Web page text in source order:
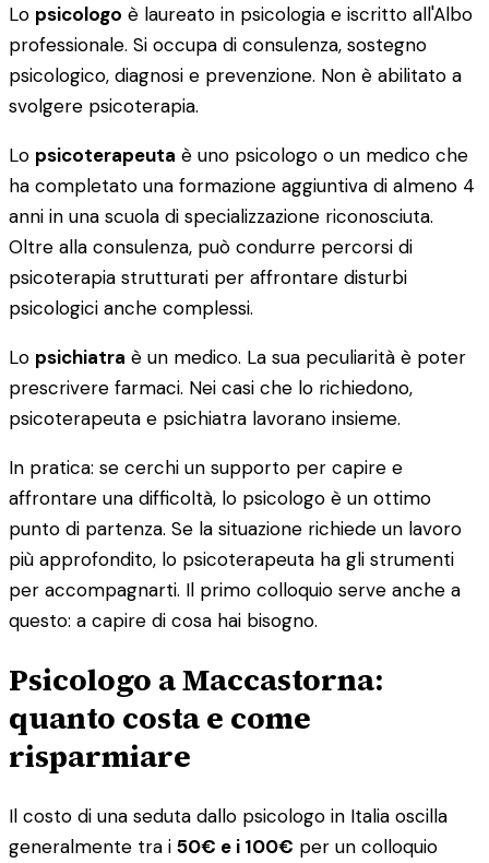
Lo psicologo è laureato in psicologia e iscritto all'Albo
professionale. Si occupa di consulenza, sostegno
psicologico, diagnosi e prevenzione. Non è abilitato a
svolgere psicoterapia.
Lo psicoterapeuta è uno psicologo o un medico che
ha completato una formazione aggiuntiva di almeno 4
anni in una scuola di specializzazione riconosciuta.
Oltre alla consulenza, può condurre percorsi di
psicoterapia strutturati per affrontare disturbi
psicologici anche complessi.
Lo psichiatra è un medico. La sua peculiarità è poter
prescrivere farmaci. Nei casi che lo richiedono,
psicoterapeuta e psichiatra lavorano insieme.
In pratica: se cerchi un supporto per capire e
affrontare una difficoltà, lo psicologo è un ottimo
punto di partenza. Se la situazione richiede un lavoro
più approfondito, lo psicoterapeuta ha gli strumenti
per accompagnarti. Il primo colloquio serve anche a
questo: a capire di cosa hai bisogno.
Psicologo a Maccastorna:
quanto costa e come
risparmiare
Il costo di una seduta dallo psicologo in Italia oscilla
generalmente tra i 50€ e i 100€ per un colloquio